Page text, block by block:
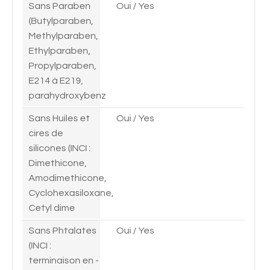
Sans Paraben
(Butylparaben,
Methylparaben,
Ethylparaben,
Propylparaben,
E214 à E219,
parahydroxybenz
Oui / Yes
Sans Huiles et
cires de
silicones (INCI :
Dimethicone,
Amodimethicone,
Cyclohexasiloxane,
Cetyl dime
Oui / Yes
Sans Phtalates
(INCI :
terminaison en -
Oui / Yes